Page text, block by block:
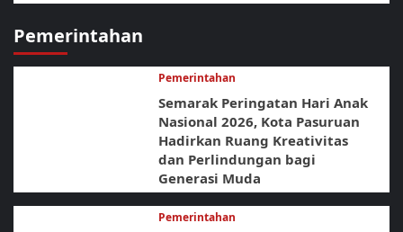
Pemerintahan
Pemerintahan
Semarak Peringatan Hari Anak
Nasional 2026, Kota Pasuruan
Hadirkan Ruang Kreativitas
dan Perlindungan bagi
Generasi Muda
Pemerintahan